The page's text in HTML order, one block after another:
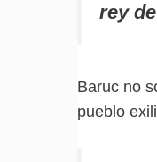
rey
Baruc no
pueblo